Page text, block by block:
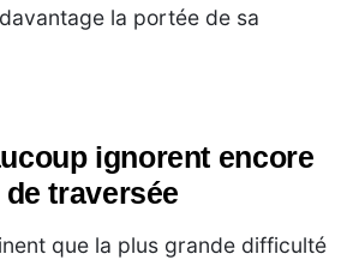
la portée de sa
ignorent encore
traversée
que la plus grande difficulté